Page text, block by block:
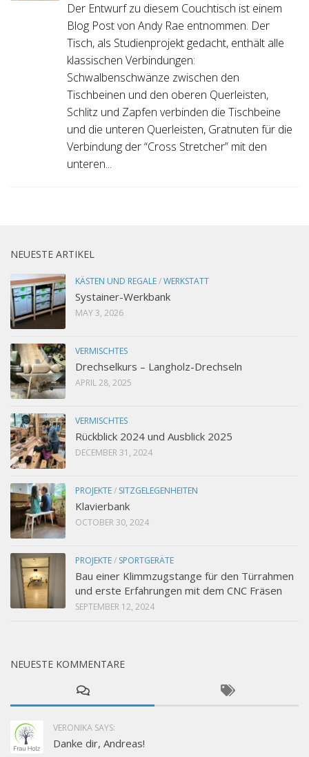
Der Entwurf zu diesem Couchtisch ist einem
Blog Post von Andy Rae entnommen. Der
Tisch, als Studienprojekt gedacht, enthält alle
klassischen Verbindungen:
Schwalbenschwänze zwischen den
Tischbeinen und den oberen Querleisten,
Schlitz und Zapfen verbinden die Tischbeine
und die unteren Querleisten, Gratnuten für die
Verbindung der “Cross Stretcher” mit den
unteren...
NEUESTE ARTIKEL
KÄSTEN UND REGALE/WERKSTATT
Systainer-Werkbank
MAY 3, 2026
VERMISCHTES
Drechselkurs – Langholz-Drechseln
APRIL 28, 2025
VERMISCHTES
Rückblick 2024 und Ausblick 2025
DECEMBER 31, 2024
PROJEKTE/ SITZGELEGENHEITEN
Klavierbank
OCTOBER 30, 2024
PROJEKTE/ SPORTGERÄTE
Bau einer Klimmzugstange für den Türrahmen
und erste Erfahrungen mit dem CNC Fräsen
SEPTEMBER 12, 2024
NEUESTE KOMMENTARE
VERONIKA SAYS:
Danke dir, Andreas!